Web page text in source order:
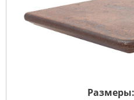
Размеры: